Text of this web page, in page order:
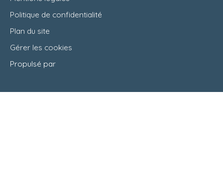
Politique de confidentialité
Plan du site
Gérer les cookies
Propulsé par